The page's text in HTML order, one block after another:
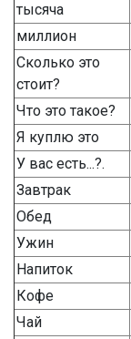
тысяча
миллион
Сколько это
стоит?
Что это такое?
Я куплю это
У вас есть...?.
Завтрак
Обед
Ужин
Напиток
Кофе
Чай